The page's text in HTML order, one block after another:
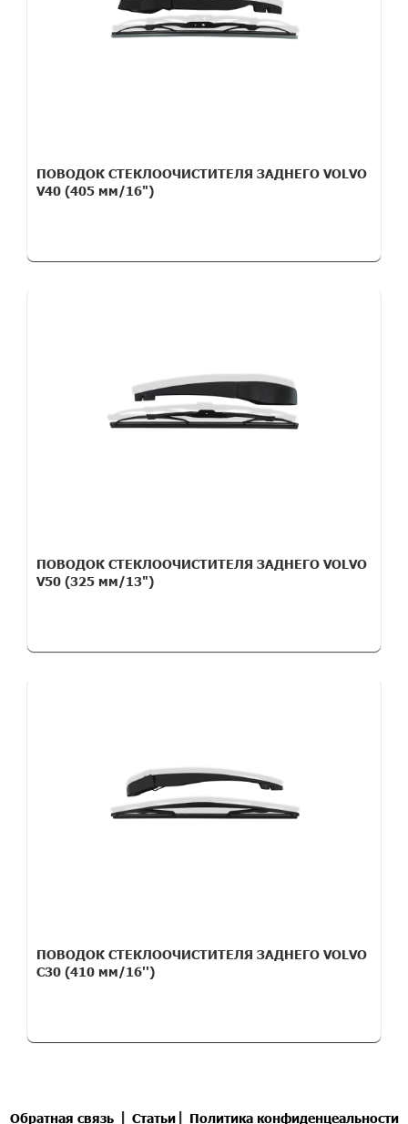
ПОВОДОК СТЕКЛООЧИСТИТЕЛЯ ЗАДНЕГО VOLVO
V40 (405 мм/16")
ПОВОДОК СТЕКЛООЧИСТИТЕЛЯ ЗАДНЕГО VOLVO
V50 (325 мм/13")
ПОВОДОК СТЕКЛООЧИСТИТЕЛЯ ЗАДНЕГО VOLVO
C30 (410 мм/16'')
Обратная связь| Статьи| Политика конфиденцеальности